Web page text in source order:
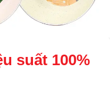
suất 100%